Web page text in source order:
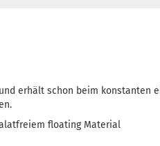
erhält schon beim konstanten
floating Material